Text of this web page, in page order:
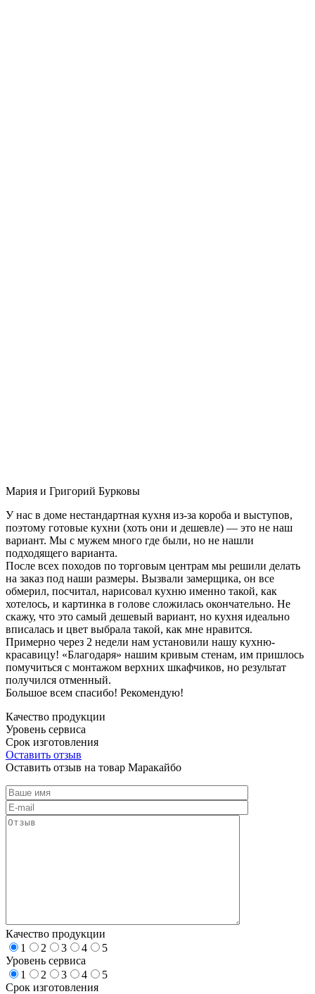
Мария и Григорий Бурковы
У нас в доме нестандартная кухня из-за короба и выступов,
поэтому готовые кухни (хоть они и дешевле) — это не наш
вариант. Мы с мужем много где были, но не нашли
подходящего варианта.
После всех походов по торговым центрам мы решили делать
на заказ под наши размеры. Вызвали замерщика, он все
обмерил, посчитал, нарисовал кухню именно такой, как
хотелось, и картинка в голове сложилась окончательно. Не
скажу, что это самый дешевый вариант, но кухня идеально
вписалась и цвет выбрала такой, как мне нравится.
Примерно через 2 недели нам установили нашу кухню-
красавицу! «Благодаря» нашим кривым стенам, им пришлось
помучиться с монтажом верхних шкафчиков, но результат
получился отменный.
Большое всем спасибо! Рекомендую!
Качество продукции
Уровень сервиса
Срок изготовления
Оставить отзыв
Оставить отзыв на товар Маракайбо
Качество продукции
1
2 3 4
5
Уровень сервиса
1
2 3 4
5
Срок изготовления